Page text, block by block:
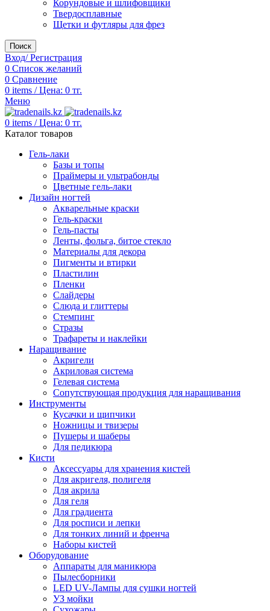
Корундовые и шлифовщики
Твердосплавные
Щетки и футляры для фрез
Поиск
Вход/ Регистрация
0 Список желаний
0 Сравнение
0 items / Цена: 0 тг.
Меню
0 items / Цена: 0 тг.
Каталог товаров
Гель-лаки
Базы и топы
Праймеры и ультрабонды
Цветные гель-лаки
Дизайн ногтей
Акварельные краски
Гель-краски
Гель-пасты
Ленты, фольга, битое стекло
Материалы для декора
Пигменты и втирки
Пластилин
Пленки
Слайдеры
Слюда и глиттеры
Стемпинг
Стразы
Трафареты и наклейки
Наращивание
Акригели
Акриловая система
Гелевая система
Сопутствующая продукция для наращивания
Инструменты
Кусачки и щипчики
Ножницы и твизеры
Пушеры и шаберы
Для педикюра
Кисти
Аксессуары для хранения кистей
Для акригеля, полигеля
Для акрила
Для геля
Для градиента
Для росписи и лепки
Для тонких линий и френча
Наборы кистей
Оборудование
Аппараты для маникюра
Пылесборники
LED UV-Лампы для сушки ногтей
УЗ мойки